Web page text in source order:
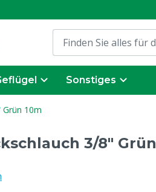
Sonstiges
10m
3/8" Grün